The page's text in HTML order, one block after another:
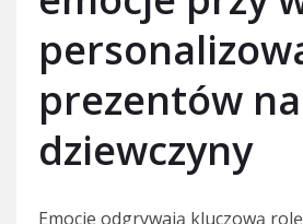
prezentów
dziewczyny
Emocje odgrywają kluczową